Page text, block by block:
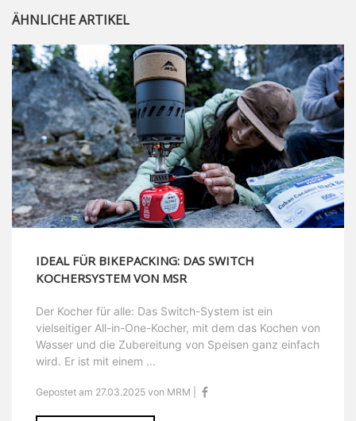
ÄHNLICHE ARTIKEL
IDEAL FÜR BIKEPACKING: DAS SWITCH
KOCHERSYSTEM VON MSR
Der Kocher für alle: Das Switch-System ist ein
vielseitiger All-in-One-Kocher, mit dem das Kochen von
Wasser und die Zubereitung von Speisen ganz einfach
wird. Er ist mit einem ...
Gepostet am 27.03.2025 von MRM |